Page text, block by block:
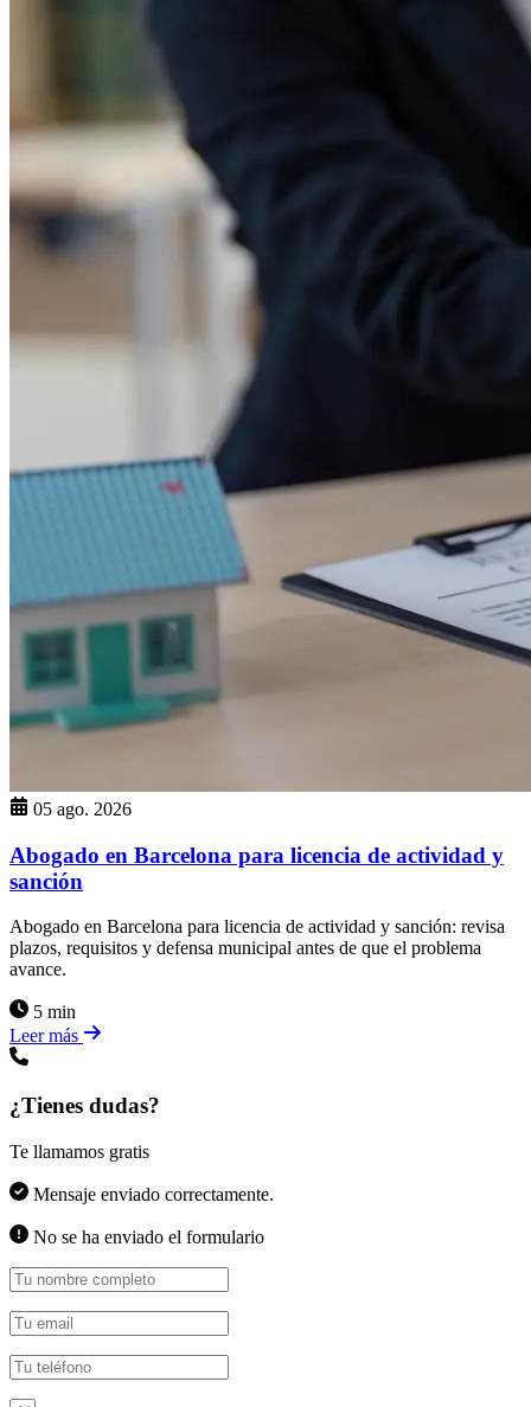
05 ago. 2026
Abogado en Barcelona para licencia de actividad y
sanción
Abogado en Barcelona para licencia de actividad y sanción: revisa
plazos, requisitos y defensa municipal antes de que el problema
avance.
5 min
Leer más
¿Tienes dudas?
Te llamamos gratis
Mensaje enviado correctamente.
No se ha enviado el formulario